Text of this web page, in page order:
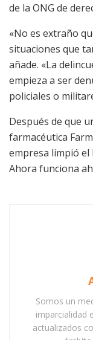
de la ONG de
«No es extraño
situaciones que
añade. «La
empieza a ser
policiales o
Después de que
farmacéutica
empresa limpió el
Ahora funciona
Somos un
imparcialidad
actualizados